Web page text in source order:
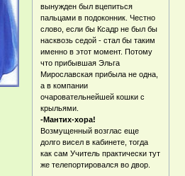
вынужден был вцепиться
пальцами в подоконник. Честно
слово, если бы Ксадр не был бы
насквозь седой - стал бы таким
именно в этот момент. Потому
что прибывшая Эльга
Мирославская прибыла не одна,
а в компании
очаровательнейшей кошки с
крыльями.
-Мантих-хора!
Возмущенный возглас еще
долго висел в кабинете, тогда
как сам Учитель практически тут
же телепортировался во двор.